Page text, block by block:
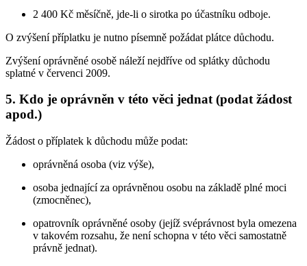
2 400 Kč měsíčně, jde-li o sirotka po účastníku odboje.
O zvýšení příplatku je nutno písemně požádat plátce důchodu.
Zvýšení oprávněné osobě náleží nejdříve od splátky důchodu
splatné v červenci 2009.
5. Kdo je oprávněn v této věci jednat (podat žádost
apod.)
Žádost o příplatek k důchodu může podat:
oprávněná osoba (viz výše),
osoba jednající za oprávněnou osobu na základě plné moci
(zmocněnec),
opatrovník oprávněné osoby (jejíž svéprávnost byla omezena
v takovém rozsahu, že není schopna v této věci samostatně
právně jednat).